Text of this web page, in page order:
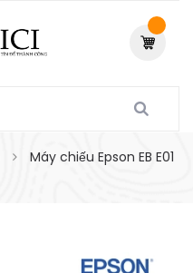
Máy chiếu Epson EB E01